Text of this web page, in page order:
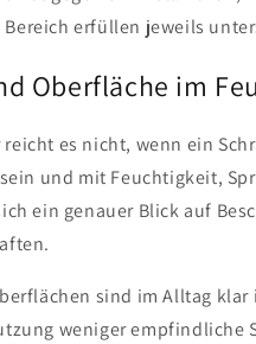
Bereich erfüllen jeweils
Oberfläche im
reicht es nicht, wenn ein
und mit Feuchtigkeit,
ein genauer Blick auf
sind im Alltag
weniger empfindliche